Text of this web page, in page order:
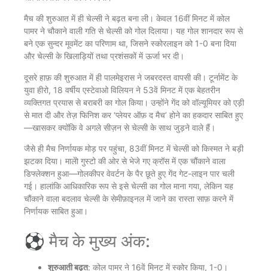
मैच की शुरुआत में ही चेल्सी ने बढ़त बना ली। केवल 16वीं मिनट में कोल
पामर ने चौकाने वाली गति से चेल्सी को गोल दिलाया। यह गोल शानदार रूप से
बने एक सुन्दर मूवमेंट का परिणाम था, जिसने स्कोरलाइन को 1-0 बना दिया
और चेल्सी के खिलाड़ियों तथा प्रशंसकों में ऊर्जा भर दी।
दूसरे हाफ़ की शुरुआत में ही पालमेइरास ने जबरदस्त वापसी की। टूर्नामेंट के
युवा हीरो, 18 वर्षीय एस्टेवाओ विलियन ने 53वें मिनट में एक बेहतरीन
व्यक्तिगत प्रयास से बराबरी का गोल किया। उन्होंने गेंद को वॉल्यूमियर को एड़ी
से मात दी और तेज़ फिनिश कर ‘प्लेयर ऑफ़ द मैच’ होने का हकदार साबित हुए
—खासकर क्योंकि वे अगले सीज़न से चेल्सी के साथ जुड़ने वाले हैं।
जैसे ही मैच निर्णायक मोड़ पर पहुंचा, 83वीं मिनट में चेल्सी को किस्मत ने बड़ी
झटका दिया। मालेो गुस्टो की ओर से भेजे गए क्रॉस में एक चौंकाने वाला
डिफ्लेक्शन हुआ—गोलकीपर वेवर्टन के पैर छूते हुए गेंद गेट-लाइन पार चली
गई। हालांकि आधिकारिक रूप से इसे चेल्सी का गोल माना गया, लेकिन यह
चौंकाने वाला बदलाव चेल्सी के सेमीफ़ाइनल में जाने का रास्ता साफ़ करने में
निर्णायक साबित हुआ।
⚽ मैच के मुख्य अंक:
शुरुआती बढ़त: कोल पामर ने 16वें मिनट में स्कोर किया, 1-0।